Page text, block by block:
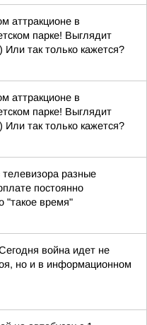
аттракционе в
парке! Выглядит
так только кажется?
аттракционе в
парке! Выглядит
так только кажется?
телевизора разные
постоянно
"такое время"
война идет не
но и в информационном